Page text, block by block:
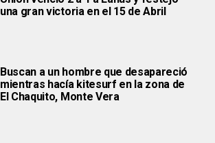
una gran victoria en el 15 de Abril
Buscan a un hombre que desapareció
mientras hacía kitesurf en la zona de
El Chaquito, Monte Vera